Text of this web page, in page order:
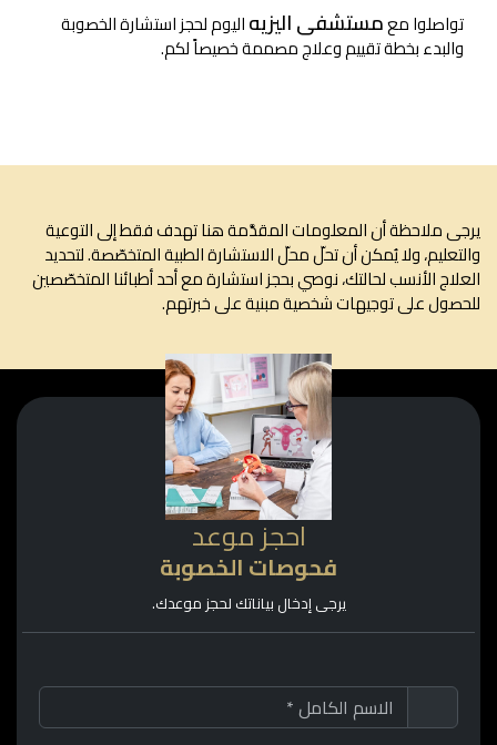
تواصلوا معمستشفى اليزيهاليوم لحجز استشارة الخصوبة
والبدء بخطة تقييم وعلاج مصممة خصيصاً لكم.
ملاحظة أن المعلومات المقدَّمة هنا تهدف فقط إلى التوعية
ولا يُمكن أن تحلّ محلّ الاستشارة الطبية المتخصّصة. لتحديد
الأنسب لحالتك، نوصي بحجز استشارة مع أحد أطبائنا المتخصّصين
على توجيهات شخصية مبنية على خبرتهم.
احجز موعد
فحوصات الخصوبة
يرجى إدخال بياناتك لحجز موعدك.